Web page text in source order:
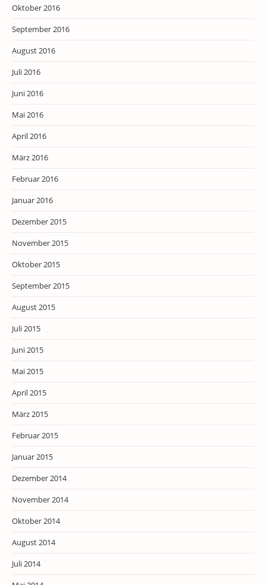
Oktober 2016
September 2016
August 2016
Juli 2016
Juni 2016
Mai 2016
April 2016
März 2016
Februar 2016
Januar 2016
Dezember 2015
November 2015
Oktober 2015
September 2015
August 2015
Juli 2015
Juni 2015
Mai 2015
April 2015
März 2015
Februar 2015
Januar 2015
Dezember 2014
November 2014
Oktober 2014
August 2014
Juli 2014